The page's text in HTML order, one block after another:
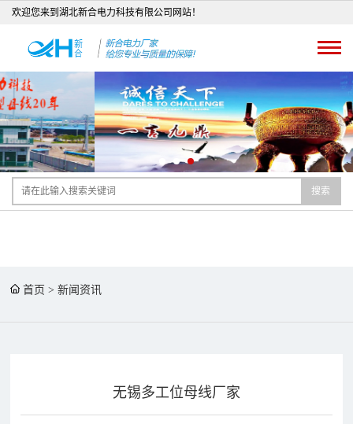
欢迎您来到湖北新合电力科技有限公司网站！
搜索
首页 >新闻资讯
无锡多工位母线厂家